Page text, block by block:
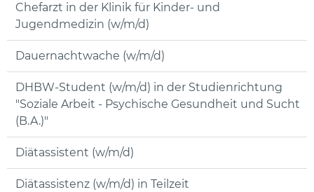
Chefarzt in der Klinik für Kinder- und
Jugendmedizin (w/m/d)
Dauernachtwache (w/m/d)
DHBW-Student (w/m/d) in der Studienrichtung
"Soziale Arbeit - Psychische Gesundheit und Sucht
(B.A.)"
Diätassistent (w/m/d)
Diätassistenz (w/m/d) in Teilzeit